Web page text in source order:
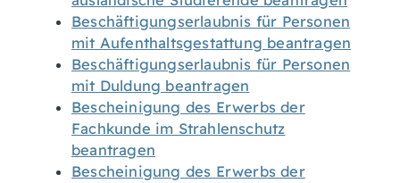
Beschäftigungserlaubnis für Personen
mit Aufenthaltsgestattung beantragen
Beschäftigungserlaubnis für Personen
mit Duldung beantragen
Bescheinigung des Erwerbs der
Fachkunde im Strahlenschutz
beantragen
Bescheinigung des Erwerbs der